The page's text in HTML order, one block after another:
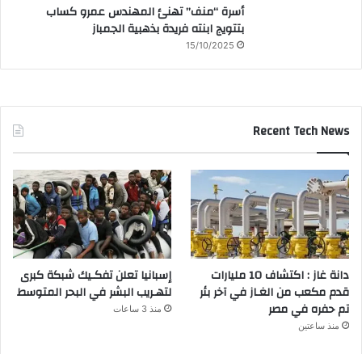
أسرة “منف” تهنئ المهندس عمرو كساب
بتتويج ابنته فريدة بذهبية الجمباز
15/10/2025
Recent Tech News
دانة غاز : اكتشاف 10 مليارات
قدم مكعب من الغـاز في آخر بئر
تم حفره في مصر
منذ ساعتين
إسبانيا تعلن تفكـيك شبكة كبرى
لتهـريب البشر في البحر المتوسط
منذ 3 ساعات